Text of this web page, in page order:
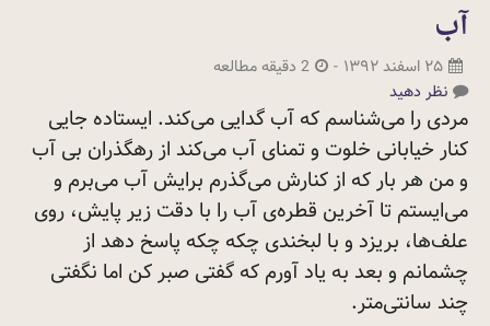
آب
۲۵ اسفند ۱۳۹۲ -
2 دقیقه مطالعه
نظر دهید
مردی را می‌شناسم که آب گدایی می‌کند. ایستاده جایی
کنار خیابانی خلوت و تمنای آب می‌کند از رهگذران بی آب
و من هر بار که از کنارش می‌گذرم برایش آب می‌برم و
می‌ایستم تا آخرین قطره‌ی آب را با دقت زیر پایش، روی
علف‌ها، بریزد و با لبخندی چکه چکه پاسخ دهد از
چشمانم و بعد به یاد آورم که گفتی صبر کن اما نگفتی
چند سانتی‌متر.